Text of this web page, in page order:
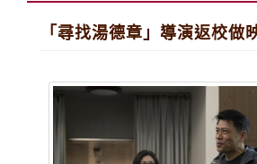
「尋找湯德章」導演返校做